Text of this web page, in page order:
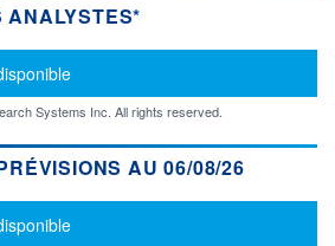
ANALYSTES*
Systems Inc. All rights reserved.
AU 06/08/26